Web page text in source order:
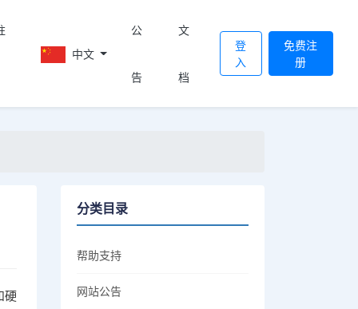
中文
公
告
文
档
登
入
免费注
册
硬
分类目录
帮助支持
网站公告